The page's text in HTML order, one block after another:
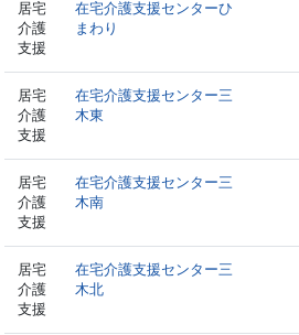
居宅
介護
支援
在宅介護支援センターひ
まわり
居宅
介護
支援
在宅介護支援センター三
木東
居宅
介護
支援
在宅介護支援センター三
木南
居宅
介護
支援
在宅介護支援センター三
木北